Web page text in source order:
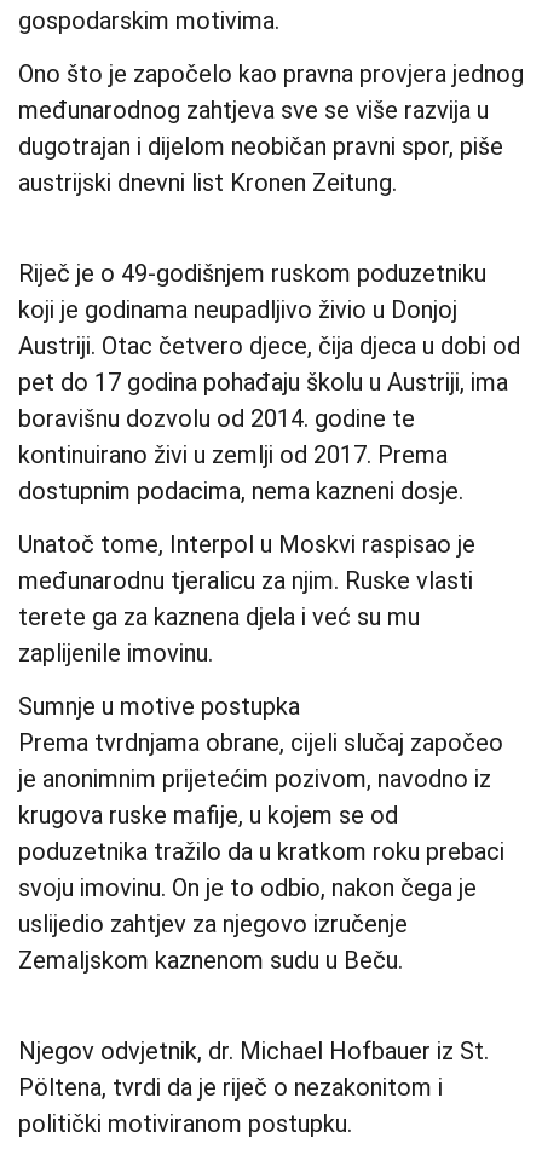
gospodarskim motivima.
Ono što je započelo kao pravna provjera jednog
međunarodnog zahtjeva sve se više razvija u
dugotrajan i dijelom neobičan pravni spor, piše
austrijski dnevni list Kronen Zeitung.
Riječ je o 49-godišnjem ruskom poduzetniku
koji je godinama neupadljivo živio u Donjoj
Austriji. Otac četvero djece, čija djeca u dobi od
pet do 17 godina pohađaju školu u Austriji, ima
boravišnu dozvolu od 2014. godine te
kontinuirano živi u zemlji od 2017. Prema
dostupnim podacima, nema kazneni dosje.
Unatoč tome, Interpol u Moskvi raspisao je
međunarodnu tjeralicu za njim. Ruske vlasti
terete ga za kaznena djela i već su mu
zaplijenile imovinu.
Sumnje u motive postupka
Prema tvrdnjama obrane, cijeli slučaj započeo
je anonimnim prijetećim pozivom, navodno iz
krugova ruske mafije, u kojem se od
poduzetnika tražilo da u kratkom roku prebaci
svoju imovinu. On je to odbio, nakon čega je
uslijedio zahtjev za njegovo izručenje
Zemaljskom kaznenom sudu u Beču.
Njegov odvjetnik, dr. Michael Hofbauer iz St.
Pöltena, tvrdi da je riječ o nezakonitom i
politički motiviranom postupku.